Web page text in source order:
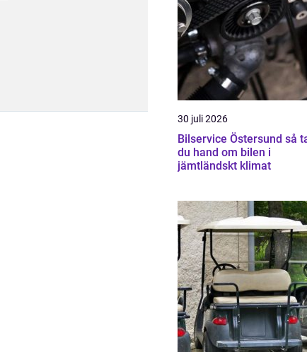
30 juli 2026
Bilservice Östersund så tar
du hand om bilen i
jämtländskt klimat